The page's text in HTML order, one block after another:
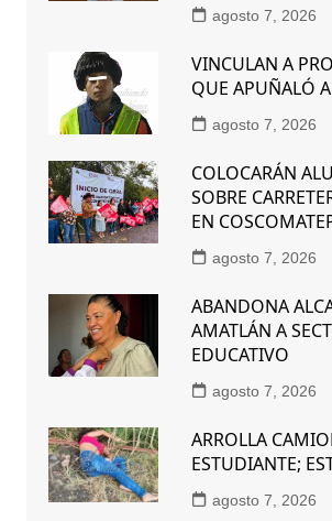
agosto 7, 2026
VINCULAN A
QUE APUÑALÓ
agosto 7, 2026
COLOCARÁN
SOBRE
EN
agosto 7, 2026
ABANDONA
AMATLÁN A
EDUCATIVO
agosto 7, 2026
ARROLLA
ESTUDIANTE;
agosto 7, 2026